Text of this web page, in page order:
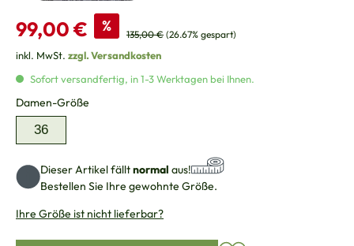
Verkaufspreis:
99,00 € % Regulärer Preis:
135,00 € (26.67% gespart)
inkl. MwSt. zzgl. Versandkosten
Sofort versandfertig, in 1-3 Werktagen bei Ihnen.
Damen-Größe
36
Dieser Artikel fälltnormal aus!
Bestellen Sie Ihre gewohnte Größe.
Ihre Größe ist nicht lieferbar?